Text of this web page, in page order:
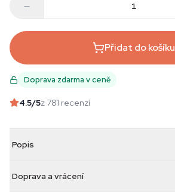
Přidat do košíku
Doprava zdarma v ceně
4.5/5z 781 recenzí
Popis
Doprava a vrácení